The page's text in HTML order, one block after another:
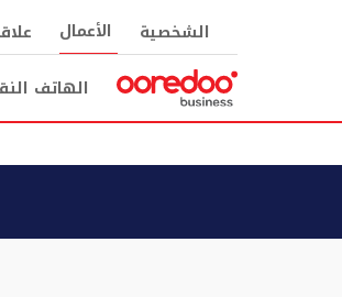
الشخصية الأعمال
الهاتف